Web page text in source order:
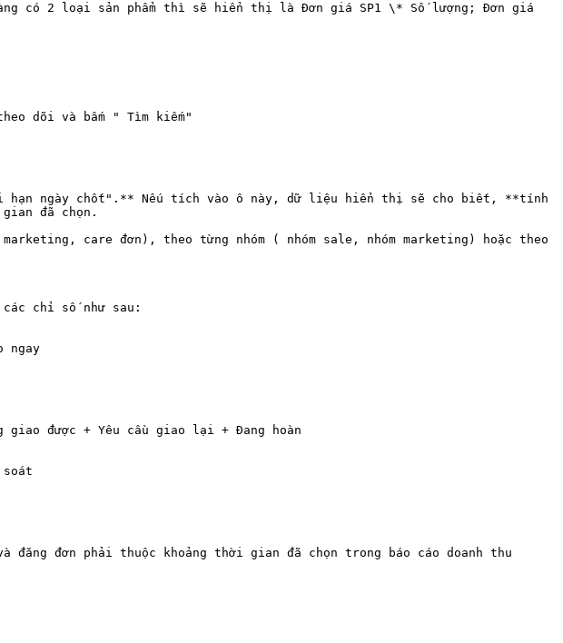
có 2 loại sản phẩm thì sẽ hiển thị là Đơn giá SP1 \* Số lượng; Đơn giá
dõi và bấm " Tìm kiếm"
hạn ngày chốt".** Nếu tích vào ô này, dữ liệu hiển thị sẽ cho biết, **tính
đã chọn.
care đơn), theo từng nhóm ( nhóm sale, nhóm marketing) hoặc theo
chỉ số như sau:
ngay
giao được + Yêu cầu giao lại + Đang hoàn
đơn phải thuộc khoảng thời gian đã chọn trong báo cáo doanh thu